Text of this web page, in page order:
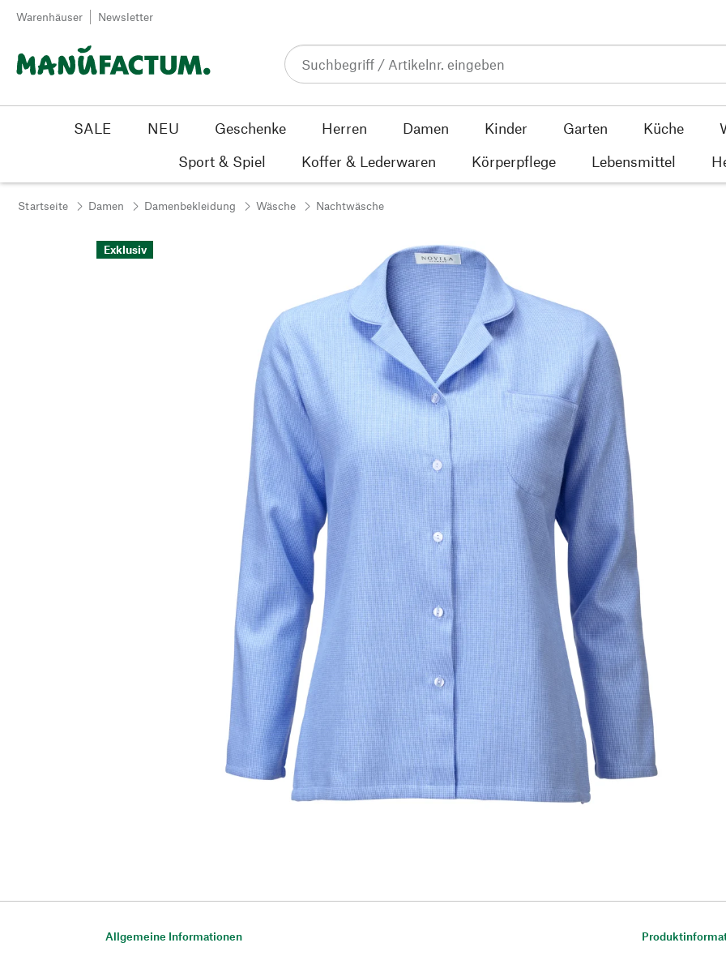
Zum Inhalt springen
Warenhäuser Newsletter
SALE NEU Geschenke Herren Damen Kinder Garten Küche
Sport & Spiel
Koffer & Lederwaren Körperpflege Lebensmittel
Startseite Damen Damenbekleidung Wäsche Nachtwäsche
Exklusiv
Allgemeine Informationen